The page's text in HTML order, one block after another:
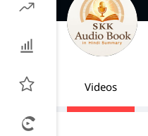
Videos